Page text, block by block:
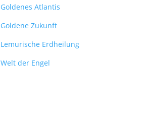
Goldenes Atlantis
Goldene Zukunft
Lemurische Erdheilung
Welt der Engel